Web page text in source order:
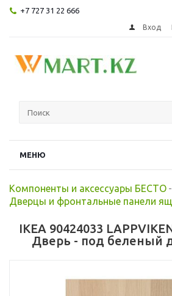
+7 727 31 22 666
Вход
МЕНЮ
Компоненты и аксессуары БЕСТО -
Дверцы и фронтальные панели
IKEA 90424033
Дверь - под беленый